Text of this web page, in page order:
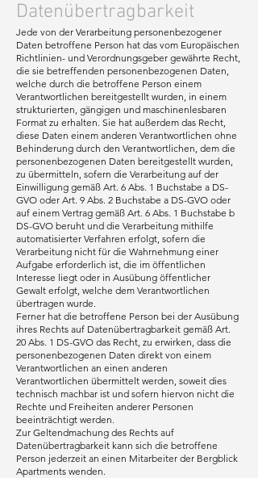
Datenübertragbarkeit
Jede von der Verarbeitung personenbezogener
Daten betroffene Person hat das vom Europäischen
Richtlinien- und Verordnungsgeber gewährte Recht,
die sie betreffenden personenbezogenen Daten,
welche durch die betroffene Person einem
Verantwortlichen bereitgestellt wurden, in einem
strukturierten, gängigen und maschinenlesbaren
Format zu erhalten. Sie hat außerdem das Recht,
diese Daten einem anderen Verantwortlichen ohne
Behinderung durch den Verantwortlichen, dem die
personenbezogenen Daten bereitgestellt wurden,
zu übermitteln, sofern die Verarbeitung auf der
Einwilligung gemäß Art. 6 Abs. 1 Buchstabe a DS-
GVO oder Art. 9 Abs. 2 Buchstabe a DS-GVO oder
auf einem Vertrag gemäß Art. 6 Abs. 1 Buchstabe b
DS-GVO beruht und die Verarbeitung mithilfe
automatisierter Verfahren erfolgt, sofern die
Verarbeitung nicht für die Wahrnehmung einer
Aufgabe erforderlich ist, die im öffentlichen
Interesse liegt oder in Ausübung öffentlicher
Gewalt erfolgt, welche dem Verantwortlichen
übertragen wurde.
Ferner hat die betroffene Person bei der Ausübung
ihres Rechts auf Datenübertragbarkeit gemäß Art.
20 Abs. 1 DS-GVO das Recht, zu erwirken, dass die
personenbezogenen Daten direkt von einem
Verantwortlichen an einen anderen
Verantwortlichen übermittelt werden, soweit dies
technisch machbar ist und sofern hiervon nicht die
Rechte und Freiheiten anderer Personen
beeinträchtigt werden.
Zur Geltendmachung des Rechts auf
Datenübertragbarkeit kann sich die betroffene
Person jederzeit an einen Mitarbeiter der Bergblick
Apartments wenden.